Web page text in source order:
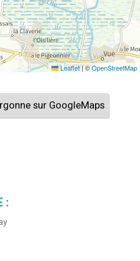
Leaflet|©OpenStreetMap
sur GoogleMaps
: